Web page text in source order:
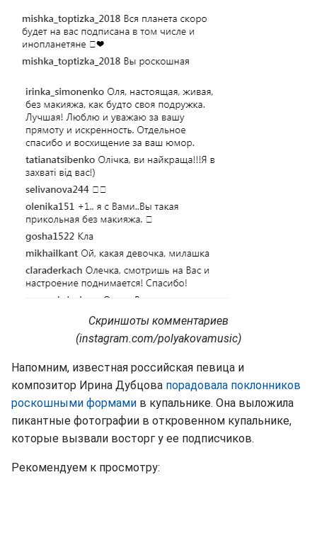
Скриншоты комментариев
(instagram.com/polyakovamusic)
Напомним, известная российская певица и
композитор Ирина Дубцова порадовала поклонников
роскошными формами в купальнике. Она выложила
пикантные фотографии в откровенном купальнике,
которые вызвали восторг у ее подписчиков.
Рекомендуем к просмотру: